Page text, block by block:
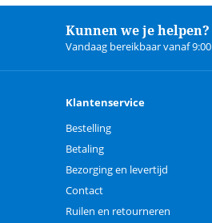
Kunnen we je helpen?
Vandaag bereikbaar vanaf 9:00
Klantenservice
Bestelling
Betaling
Bezorging en levertijd
Contact
Ruilen en retourneren